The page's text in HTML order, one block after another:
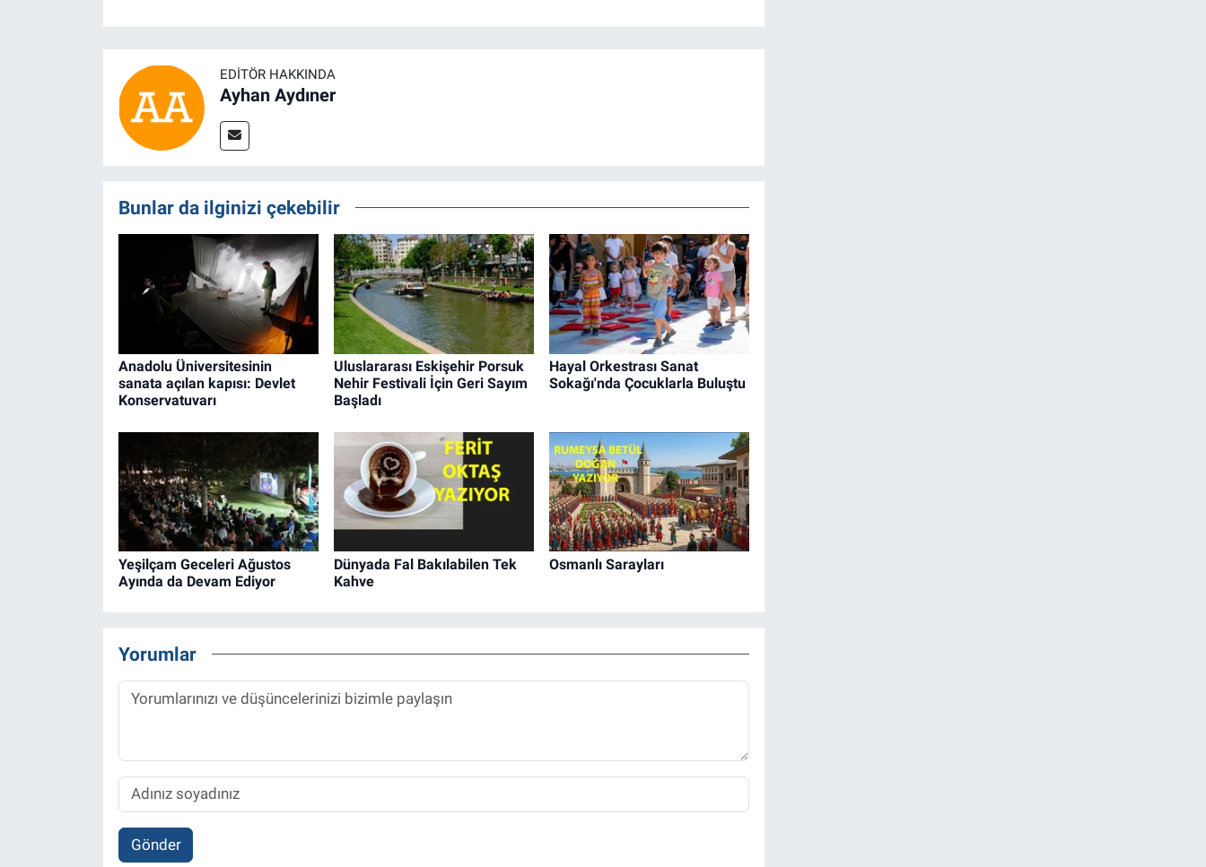
EDITÖR HAKKINDA
Ayhan Aydıner
Bunlar da ilginizi çekebilir
Anadolu Üniversitesinin
sanata açılan kapısı: Devlet
Konservatuvarı
Uluslararası Eskişehir Porsuk
Nehir Festivali İçin Geri Sayım
Başladı
Hayal Orkestrası Sanat
Sokağı'nda Çocuklarla Buluştu
Yeşilçam Geceleri Ağustos
Ayında da Devam Ediyor
Dünyada Fal Bakılabilen Tek
Kahve
Osmanlı Sarayları
Yorumlar
Gönder